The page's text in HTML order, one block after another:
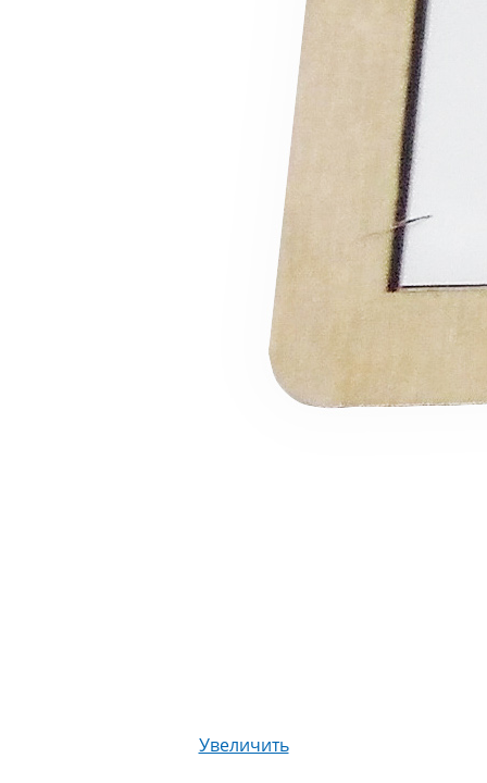
Увеличить